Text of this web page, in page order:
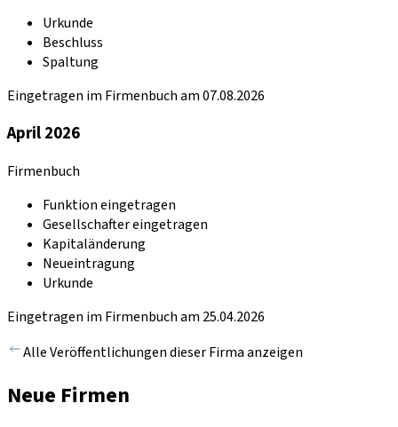
Urkunde
Beschluss
Spaltung
Eingetragen im Firmenbuch am 07.08.2026
April 2026
Firmenbuch
Funktion eingetragen
Gesellschafter eingetragen
Kapitaländerung
Neueintragung
Urkunde
Eingetragen im Firmenbuch am 25.04.2026
Alle Veröffentlichungen dieser Firma anzeigen
Neue Firmen